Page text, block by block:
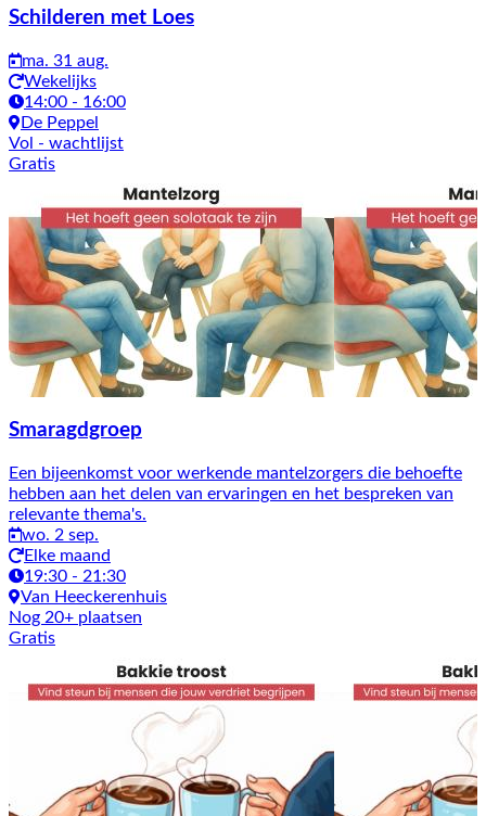
Activiteiten
Schilderen met Loes
ma. 31 aug.
Wekelijks
14:00 - 16:00
De Peppel
Vol - wachtlijst
Gratis
Smaragdgroep
Een bijeenkomst voor werkende mantelzorgers die behoefte
hebben aan het delen van ervaringen en het bespreken van
relevante thema's.
wo. 2 sep.
Elke maand
19:30 - 21:30
Van Heeckerenhuis
Nog 20+ plaatsen
Gratis